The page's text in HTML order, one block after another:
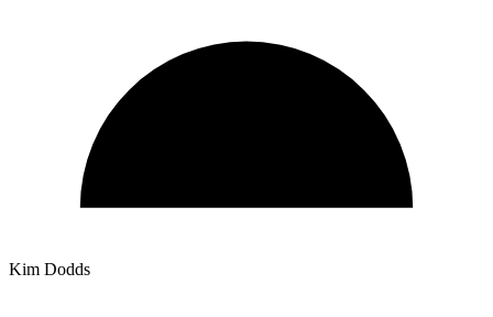
Kim Dodds